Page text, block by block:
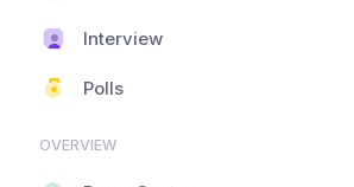
Interview
Polls
OVERVIEW